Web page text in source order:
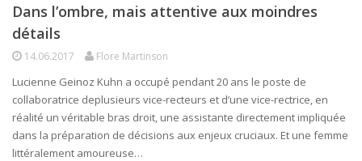
Dans l’ombre, mais attentive aux moindres
détails
14.06.2017 Flore Martinson
Lucienne Geinoz Kuhn a occupé pendant 20 ans le poste de
collaboratrice deplusieurs vice-recteurs et d’une vice-rectrice, en
réalité un véritable bras droit, une assistante directement impliquée
dans la préparation de décisions aux enjeux cruciaux. Et une femme
littéralement amoureuse…